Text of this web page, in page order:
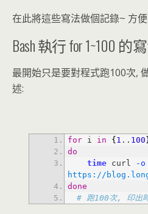
在此將這些寫法做個記錄~ 方
Bash 執行 for 1~100 的
最開始只是要對程式跑100次,
述:
for i in {1 .. 100
do
time curl -o
https://
done
# 跑100次, 印出